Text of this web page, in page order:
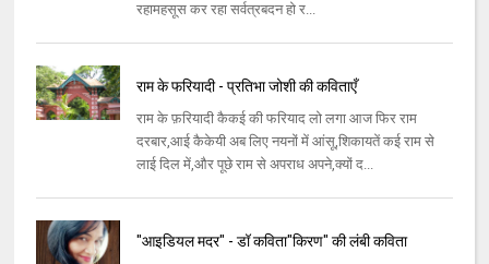
रहामहसूस कर रहा सर्वत्रबदन हो र...
राम के फरियादी - प्रतिभा जोशी की कविताएँ
राम के फ़रियादी कैकई की फरियाद लो लगा आज फिर राम
दरबार,आई कैकेयी अब लिए नयनों में आंसू,शिकायतें कई राम से
लाई दिल में,और पूछे राम से अपराध अपने,क्यों द...
"आइडियल मदर" - डॉ कविता"किरण" की लंबी कविता